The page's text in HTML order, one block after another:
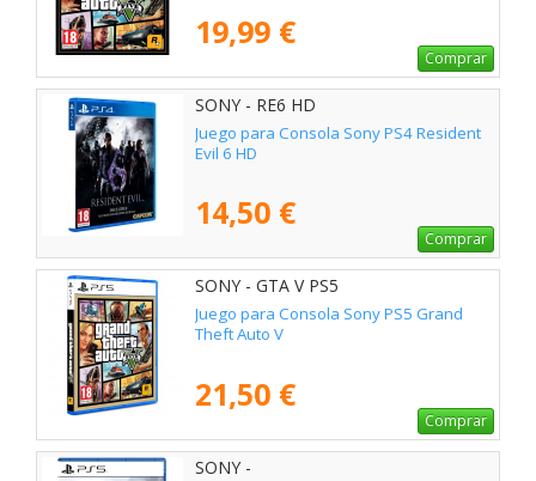
19,99 €
Comprar
SONY - RE6 HD
Juego para Consola Sony PS4 Resident
Evil 6 HD
14,50 €
Comprar
SONY - GTA V PS5
Juego para Consola Sony PS5 Grand
Theft Auto V
21,50 €
Comprar
SONY -